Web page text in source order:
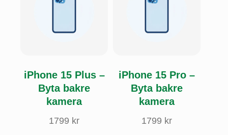
iPhone 15 Plus –
Byta bakre
kamera
1799 kr
iPhone 15 Pro –
Byta bakre
kamera
1799 kr